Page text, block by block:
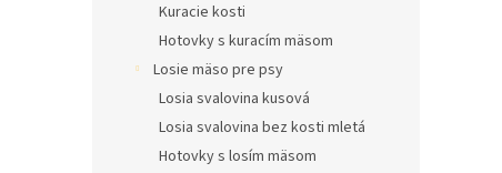
Kuracie kosti
Hotovky s kuracím mäsom
Losie mäso pre psy
Losia svalovina kusová
Losia svalovina bez kosti mletá
Hotovky s losím mäsom